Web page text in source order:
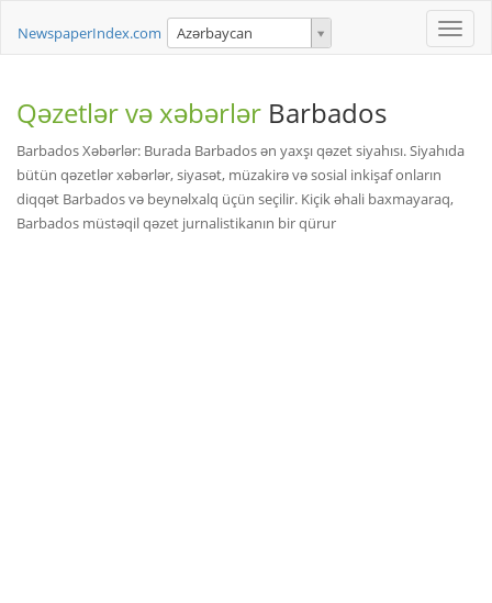
Toggle
NewspaperIndex.com Azərbaycan
Qəzetlər və xəbərlər Barbados
Barbados Xəbərlər: Burada Barbados ən yaxşı qəzet siyahısı. Siyahıda
bütün qəzetlər xəbərlər, siyasət, müzakirə və sosial inkişaf onların
diqqət Barbados və beynəlxalq üçün seçilir. Kiçik əhali baxmayaraq,
Barbados müstəqil qəzet jurnalistikanın bir qürur